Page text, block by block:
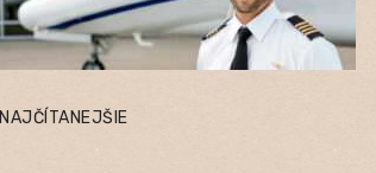
NAJČÍTANEJŠIE